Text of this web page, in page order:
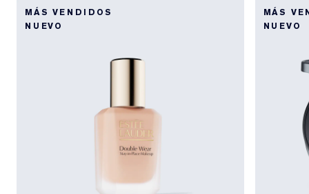
MÁS VENDIDOS
NUEVO
MÁS
NUEVO